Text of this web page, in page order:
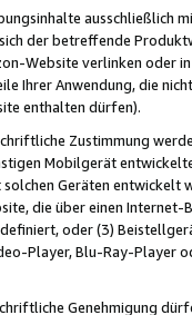
ausschließlich
der betreffende
Website verlinken oder
Ihrer Anwendung, die
enthalten dürfen).
Zustimmung
Mobilgerät
Geräten
die über einen
definiert, oder (3)
Player, Blu-Ray-Player
Genehmigung